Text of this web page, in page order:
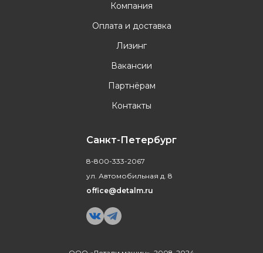
Компания
Оплата и доставка
Лизинг
Вакансии
Партнёрам
Контакты
Санкт-Петербург
8-800-333-2067
ул. Автомобильная д. 8
office@detalm.ru